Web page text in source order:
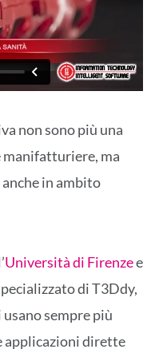
non sono più una
manifatturiere, ma
in ambito
Università di Firenzee
di T3Ddy,
sempre più
applicazioni dirette